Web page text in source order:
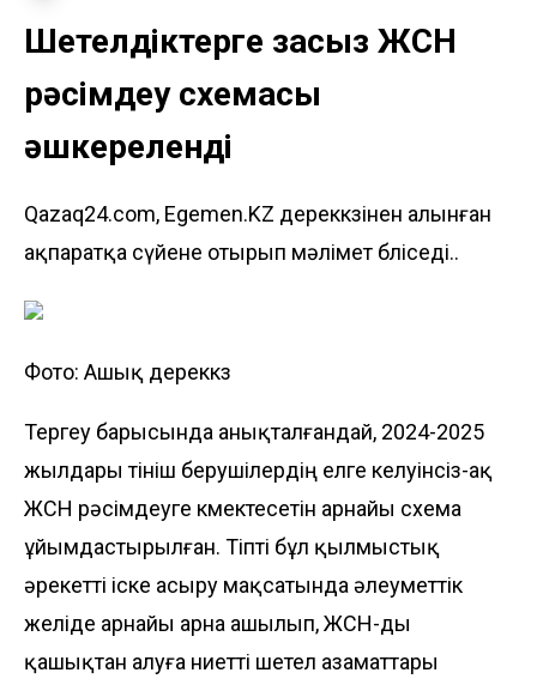
Шетелдіктерге заңсыз ЖСН
рәсімдеу схемасы
әшкереленді
Qazaq24.com, Egemen.KZ дереккөзінен алынған
ақпаратқа сүйене отырып мәлімет бөліседі..
Фото: Ашық дереккөз
Тергеу барысында анықталғандай, 2024-2025
жылдары өтініш берушілердің елге келуінсіз-ақ
ЖСН рәсімдеуге көмектесетін арнайы схема
ұйымдастырылған. Тіпті бұл қылмыстық
әрекетті іске асыру мақсатында әлеуметтік
желіде арнайы арна ашылып, ЖСН-ды
қашықтан алуға ниетті шетел азаматтары